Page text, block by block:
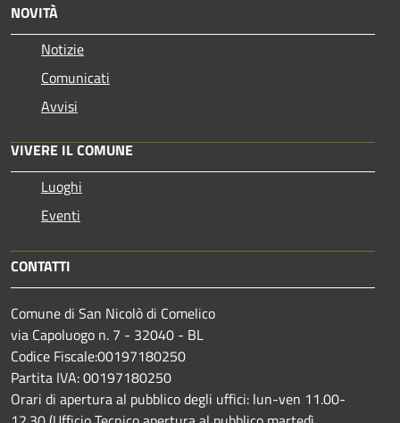
NOVITÀ
Notizie
Comunicati
Avvisi
VIVERE IL COMUNE
Luoghi
Eventi
CONTATTI
Comune di San Nicolò di Comelico
via Capoluogo n. 7 - 32040 - BL
Codice Fiscale:00197180250
Partita IVA: 00197180250
Orari di apertura al pubblico degli uffici: lun-ven 11.00-